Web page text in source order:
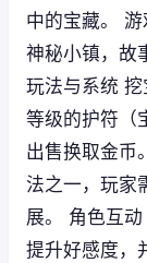
中的宝藏。
神秘小镇，故
玩法与系统
等级的护符（
出售换取金币
法之一，玩家
展。 角色互动
提升好感度，